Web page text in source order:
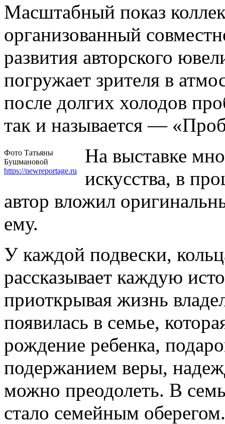
https://newreportage.ru
https://newreportage.ru
Масштабный показ
организованный
развития авторского
погружает зрителя в
после долгих холодов
так и называется —
Фото Татьяны
Бушмановой
https://newreportage.ru
На выставке
искусства, в
автор вложил
ему.
У каждой подвески,
рассказывает каждую
приоткрывая жизнь
появилась в семье,
рождение ребенка,
подержанием веры,
можно преодолеть. В
стало семейным оберегом.